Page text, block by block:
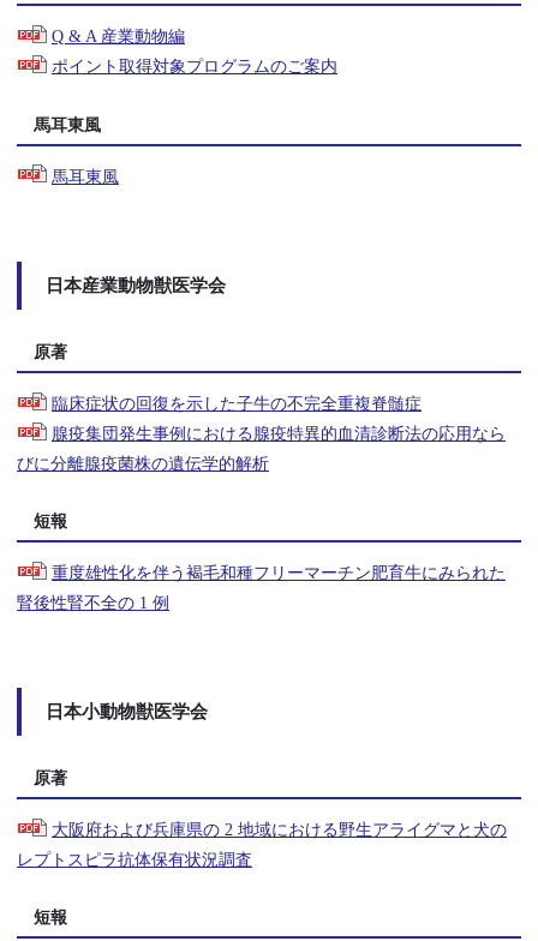
Q & A 産業動物編
ポイント取得対象プログラムのご案内
馬耳東風
馬耳東風
日本産業動物獣医学会
原著
臨床症状の回復を示した子牛の不完全重複脊髄症
腺疫集団発生事例における腺疫特異的血清診断法の応用なら
びに分離腺疫菌株の遺伝学的解析
短報
重度雄性化を伴う褐毛和種フリーマーチン肥育牛にみられた
腎後性腎不全の 1 例
日本小動物獣医学会
原著
大阪府および兵庫県の 2 地域における野生アライグマと犬の
レプトスピラ抗体保有状況調査
短報